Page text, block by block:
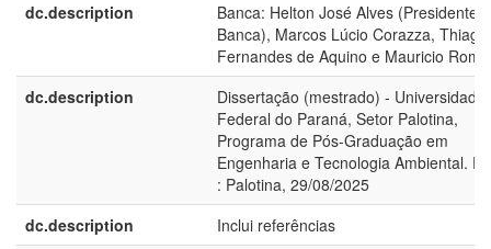
dc.description
Banca: Helton José Alves (Presidente
Banca), Marcos Lúcio Corazza, Thiago
Fernandes de Aquino e Mauricio
dc.description
Dissertação (mestrado) - Universidade
Federal do Paraná, Setor Palotina,
Programa de Pós-Graduação em
Engenharia e Tecnologia Ambiental.
: Palotina, 29/08/2025
dc.description
Inclui referências